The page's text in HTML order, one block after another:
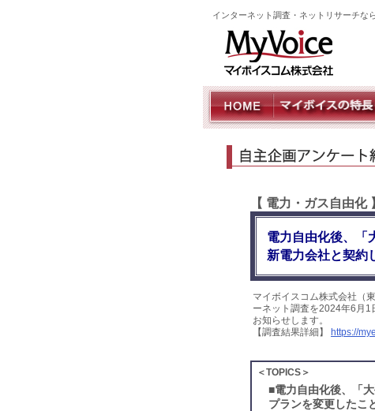
インターネット調査・ネットリサーチな
【 電力・ガス自由化
電力自由化後、「
新電力会社と契約
マイボイスコム株式会社（
ーネット調査を2024年6月1
お知らせします。
【調査結果詳細】
https://
＜TOPICS＞
■電力自由化後、「
プランを変更したこ